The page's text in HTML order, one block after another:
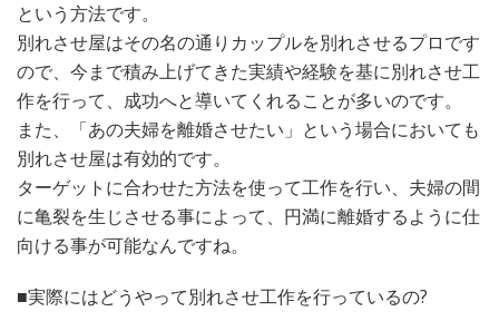
という方法です。
別れさせ屋はその名の通りカップルを別れさせるプロです
ので、今まで積み上げてきた実績や経験を基に別れさせ工
作を行って、成功へと導いてくれることが多いのです。
また、「あの夫婦を離婚させたい」という場合においても
別れさせ屋は有効的です。
ターゲットに合わせた方法を使って工作を行い、夫婦の間
に亀裂を生じさせる事によって、円満に離婚するように仕
向ける事が可能なんですね。
■実際にはどうやって別れさせ工作を行っているの?